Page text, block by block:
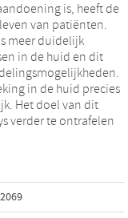
is, heeft de
van patiënten.
meer duidelijk
in de huid en dit
in de huid precies
Het doel van dit
verder te ontrafelen